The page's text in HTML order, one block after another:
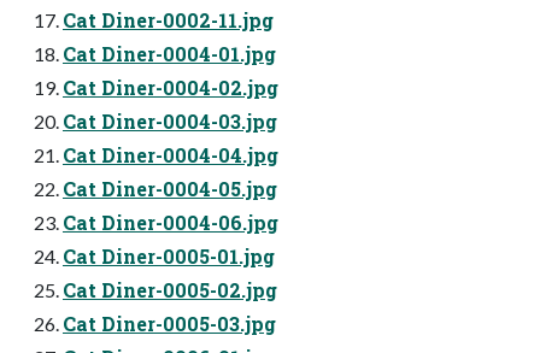
Cat Diner-0002-11.jpg
Cat Diner-0004-01.jpg
Cat Diner-0004-02.jpg
Cat Diner-0004-03.jpg
Cat Diner-0004-04.jpg
Cat Diner-0004-05.jpg
Cat Diner-0004-06.jpg
Cat Diner-0005-01.jpg
Cat Diner-0005-02.jpg
Cat Diner-0005-03.jpg